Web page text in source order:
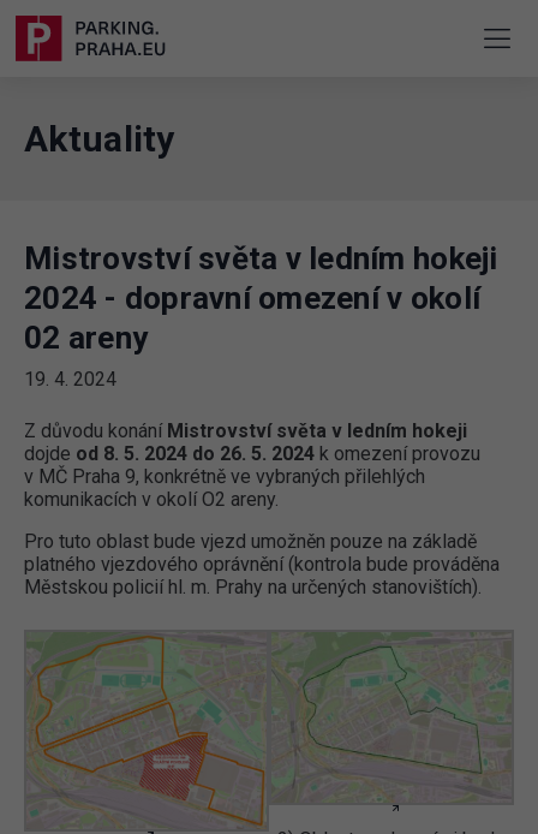
Aktuality
Mistrovství světa v ledním hokeji
2024 - dopravní omezení v okolí
02 areny
19. 4. 2024
Z důvodu konání Mistrovství světa v ledním hokeji
dojde od 8. 5. 2024 do 26. 5. 2024 k omezení provozu
v MČ Praha 9, konkrétně ve vybraných přilehlých
komunikacích v okolí O2 areny.
Pro tuto oblast bude vjezd umožněn pouze na základě
platného vjezdového oprávnění (kontrola bude prováděna
Městskou policií hl. m. Prahy na určených stanovištích).